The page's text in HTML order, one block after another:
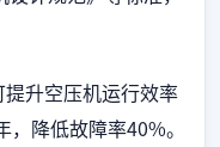
升空压机运行效率
降低故障率40%。